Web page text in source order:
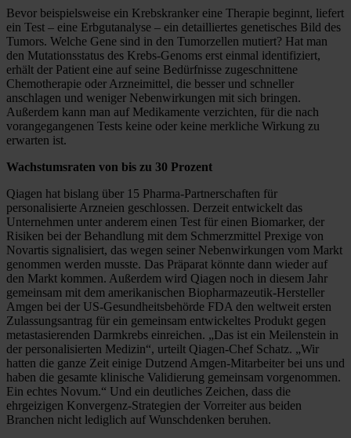
Bevor beispielsweise ein Krebskranker eine Therapie beginnt, liefert
ein Test – eine Erbgutanalyse – ein detailliertes genetisches Bild des
Tumors. Welche Gene sind in den Tumorzellen mutiert? Hat man
den Mutationsstatus des Krebs-Genoms erst einmal identifiziert,
erhält der Patient eine auf seine Bedürfnisse zugeschnittene
Chemotherapie oder Arzneimittel, die besser und schneller
anschlagen und weniger Nebenwirkungen mit sich bringen.
Außerdem kann man auf Medikamente verzichten, für die nach
vorangegangenen Tests keine oder keine merkliche Wirkung zu
erwarten ist.
Wachstumsraten von bis zu 30 Prozent
Qiagen hat bislang über 15 Pharma-Partnerschaften für
personalisierte Arzneien geschlossen. Derzeit entwickelt das
Unternehmen unter anderem einen Test für einen Biomarker, der
Risiken bei der Behandlung mit dem Schmerzmittel Prexige von
Novartis signalisiert, das wegen seiner Nebenwirkungen vom Markt
genommen werden musste. Das Präparat könnte dann wieder auf
den Markt kommen. Außerdem wird Qiagen noch in diesem Jahr
gemeinsam mit dem amerikanischen Biopharmazeutik-Hersteller
Amgen bei der US-Gesundheitsbehörde FDA den weltweit ersten
Zulassungsantrag für ein gemeinsam entwickeltes Produkt gegen
metastasierenden Darmkrebs einreichen. „Das ist ein Meilenstein in
der personalisierten Medizin“, urteilt Qiagen-Chef Schatz. „Wir
hatten die ganze Zeit einige Dutzend Amgen-Mitarbeiter bei uns und
haben die gesamte klinische Validierung gemeinsam vorgenommen.
Ein echtes Novum.“ Und ein deutliches Zeichen, dass die
ehrgeizigen Konvergenz-Strategien der Vorreiter aus beiden
Branchen nicht lediglich auf Wunschdenken beruhen.